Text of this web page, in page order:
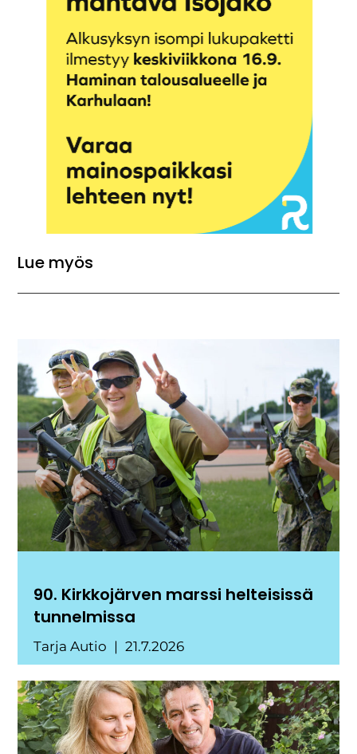
Lue myös
90. Kirkkojärven marssi helteisissä
tunnelmissa
Tarja Autio 21.7.2026